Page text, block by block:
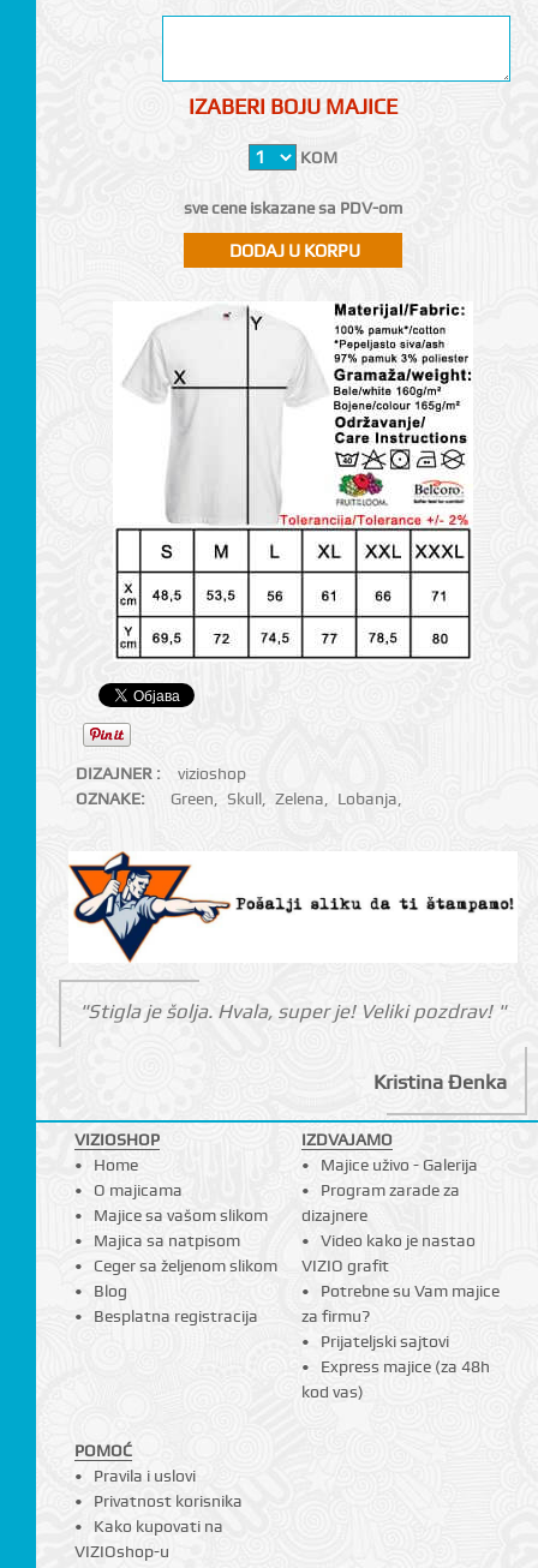
IZABERI BOJU MAJICE
KOM
sve cene iskazane sa PDV-om
DIZAJNER :
vizioshop
OZNAKE:
Green Skull, Zelena Lobanja
"Stigla je šolja. Hvala, super je! Veliki pozdrav! "
Kristina Đenka
VIZIOSHOP
Home
O majicama
Majice sa vašom slikom
Majica sa natpisom
Ceger sa željenom slikom
Blog
Besplatna registracija
IZDVAJAMO
Majice uživo - Galerija
Program zarade za
dizajnere
Video kako je nastao
VIZIO grafit
Potrebne su Vam majice
za firmu?
Prijateljski sajtovi
Express majice (za 48h
kod vas)
POMOĆ
Pravila i uslovi
Privatnost korisnika
Kako kupovati na
VIZIOshop-u